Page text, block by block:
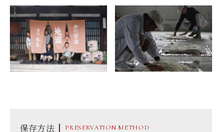
保存方法 PRESERVATION METHOD